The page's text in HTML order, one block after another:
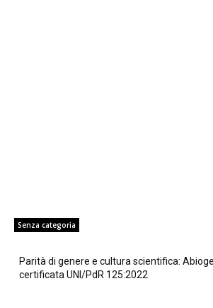
Senza categoria
Parità di genere e cultura scientifica:
certificata UNI/PdR 125:2022